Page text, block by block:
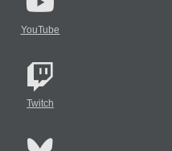
YouTube
Twitch